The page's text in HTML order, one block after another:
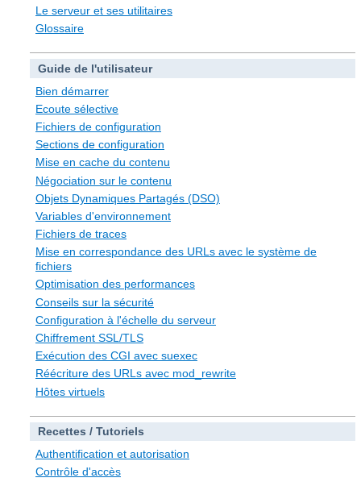
Le serveur et ses utilitaires
Glossaire
Guide de l'utilisateur
Bien démarrer
Ecoute sélective
Fichiers de configuration
Sections de configuration
Mise en cache du contenu
Négociation sur le contenu
Objets Dynamiques Partagés (DSO)
Variables d'environnement
Fichiers de traces
Mise en correspondance des URLs avec le système de
fichiers
Optimisation des performances
Conseils sur la sécurité
Configuration à l'échelle du serveur
Chiffrement SSL/TLS
Exécution des CGI avec suexec
Réécriture des URLs avec mod_rewrite
Hôtes virtuels
Recettes / Tutoriels
Authentification et autorisation
Contrôle d'accès